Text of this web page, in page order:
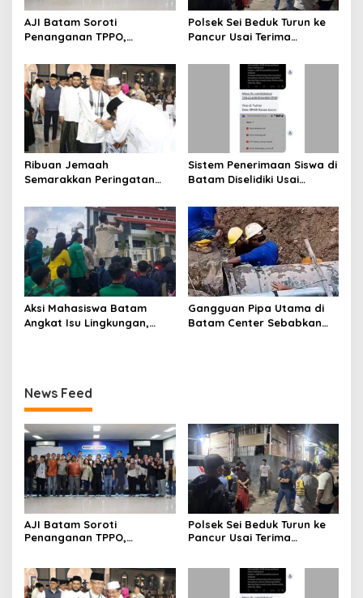
AJI Batam Soroti
Penanganan TPPO,
Sama Pentingnya dengan
Penegakan Hukum
Polsek Sei Beduk Turun ke
Pancur Usai Terima
Pengancaman Keluarga
Ditangani Polisi
Ribuan Jemaah
Semarakkan Peringatan
Agung Batam
Sistem Penerimaan Siswa di
Batam Diselidiki Usai
Dokumen
Aksi Mahasiswa Batam
Angkat Isu Lingkungan,
Gangguan Pipa Utama di
Batam Center Sebabkan
News Feed
AJI Batam Soroti
Penanganan TPPO,
Penegakan Hukum
Polsek Sei Beduk Turun ke
Pancur Usai Terima
Ditangani Polisi